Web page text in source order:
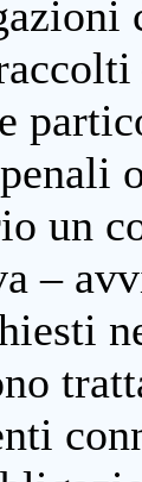
un
–